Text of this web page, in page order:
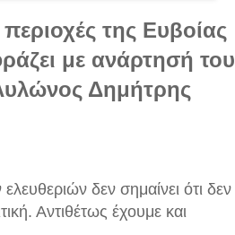
της Ευβοίας
με ανάρτησή του
Δημήτρης
δεν σημαίνει ότι δεν
Αντιθέτως έχουμε και